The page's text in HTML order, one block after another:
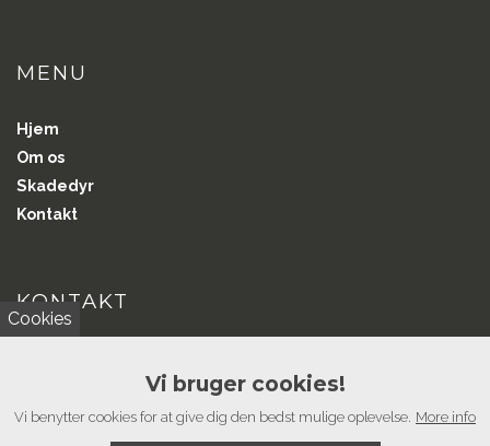
MENU
Hjem
Om os
Skadedyr
Kontakt
KONTAKT
Cookies
Vi bruger cookies!
Vi benytter cookies for at give dig den bedst mulige oplevelse. More info